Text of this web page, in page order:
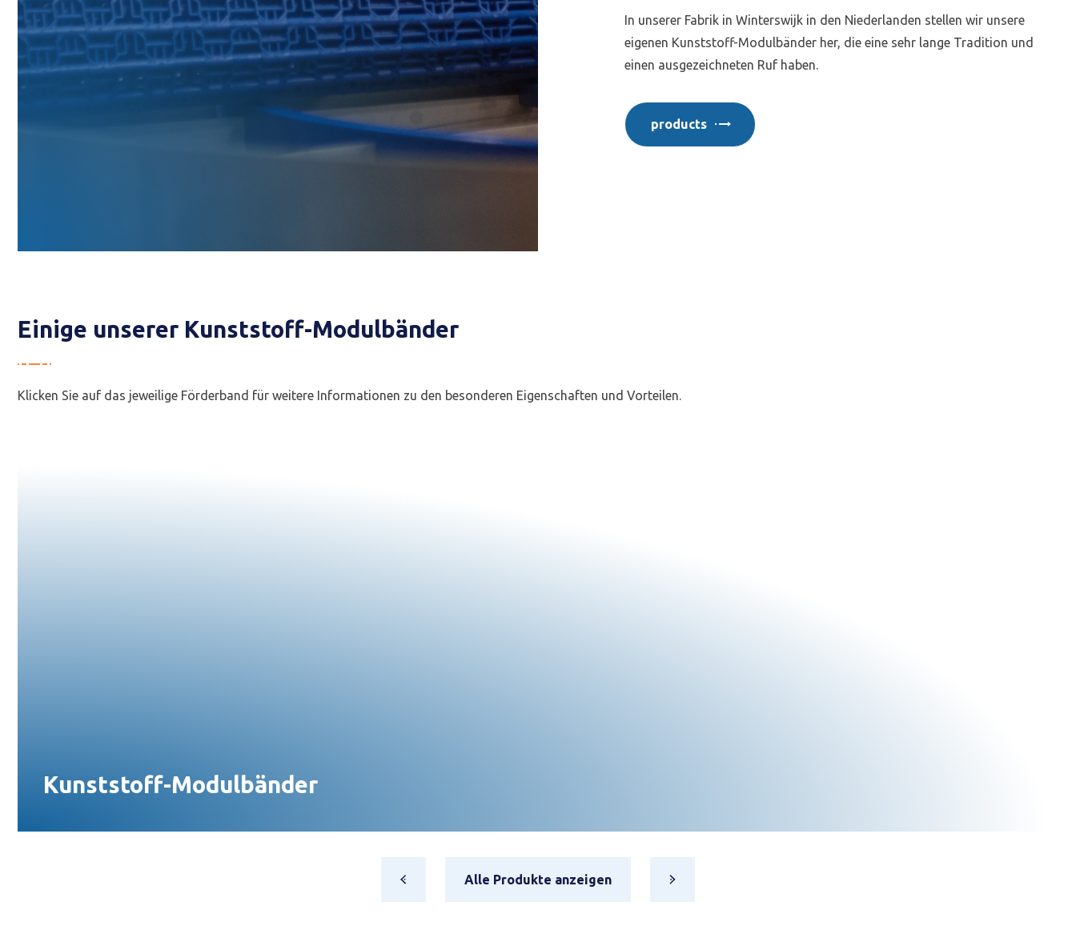
In unserer Fabrik in Winterswijk in den Niederlanden stellen wir unsere
eigenen Kunststoff-Modulbänder her, die eine sehr lange Tradition und
einen ausgezeichneten Ruf haben.
products
Einige unserer Kunststoff-Modulbänder
Klicken Sie auf das jeweilige Förderband für weitere Informationen zu den besonderen Eigenschaften und Vorteilen.
Kunststoff-Modulbänder
Alle Produkte anzeigen